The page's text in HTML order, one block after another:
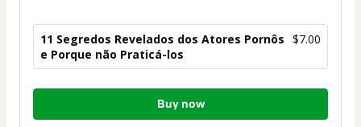
11 Segredos Revelados dos Atores Pornôs
e Porque não Praticá-los
$7.00
Total
Buy now